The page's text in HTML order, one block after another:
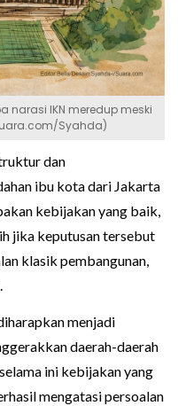
narasi IKN meredup meski
Syahda)
dan
ibu kota dari Jakarta
kebijakan yang baik,
jika keputusan tersebut
klasik pembangunan,
menjadi
daerah-daerah
ini kebijakan yang
mengatasi persoalan